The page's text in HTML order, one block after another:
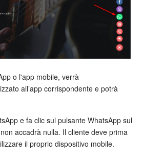
o l'app mobile, verrà
all’app corrispondente e potrà
e fa clic sul pulsante WhatsApp sul
accadrà nulla. Il cliente deve prima
il proprio dispositivo mobile.